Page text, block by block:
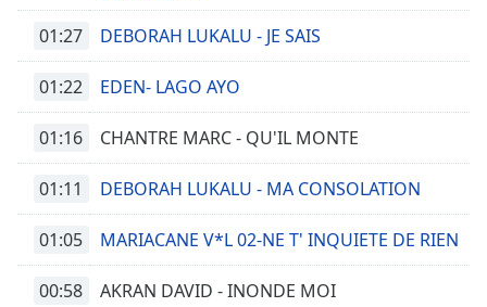
close
Color
Opacity
Text
Background
01:27 DEBORAH LUKALU - JE SAIS
01:22 EDEN- LAGO AYO
01:16 CHANTRE MARC - QU'IL MONTE
01:11 DEBORAH LUKALU - MA CONSOLATION
01:05 MARIACANE V*L 02-NE T' INQUIETE DE RIEN
00:58 AKRAN DAVID - INONDE MOI